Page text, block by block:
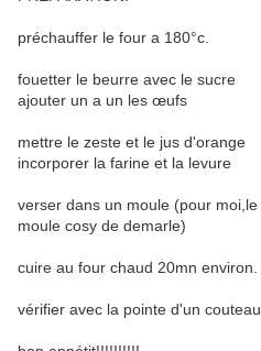
préchauffer le four a 180°c.
fouetter le beurre avec le sucre
ajouter un a un les œufs
mettre le zeste et le jus d'orange
incorporer la farine et la levure
verser dans un moule (pour moi,le
moule cosy de demarle)
cuire au four chaud 20mn environ.
vérifier avec la pointe d'un couteau.